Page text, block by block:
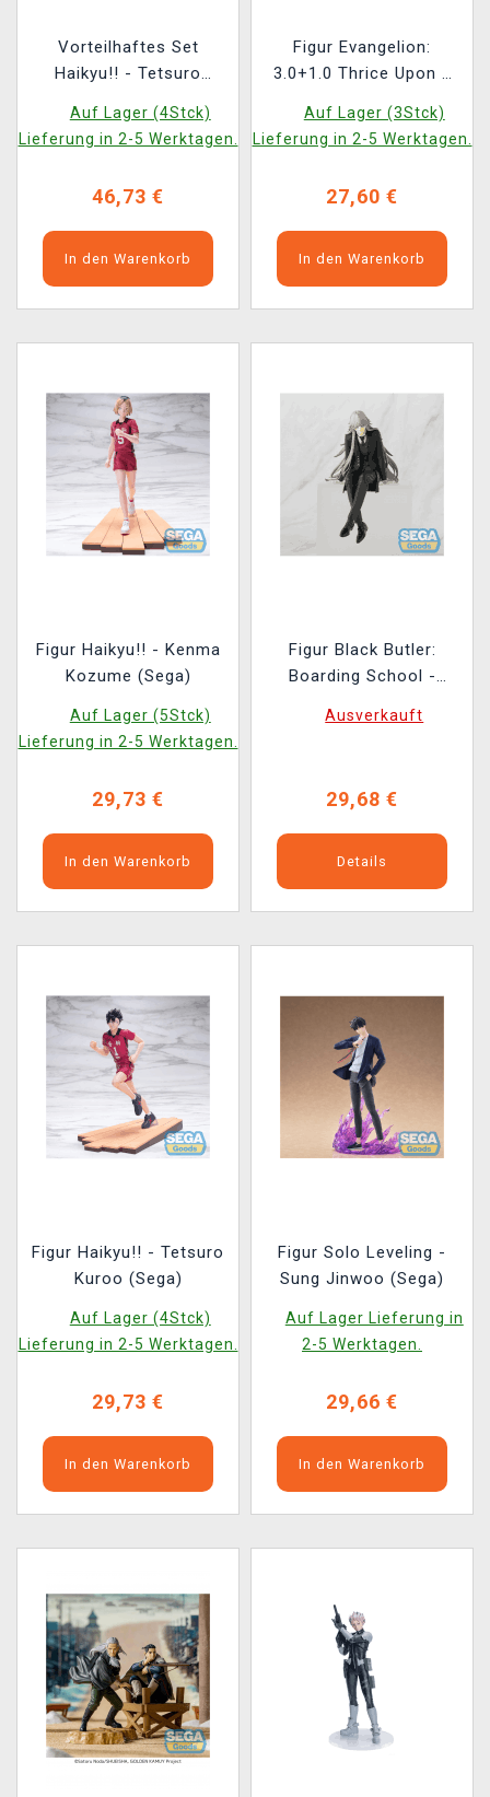
Vorteilhaftes Set
Haikyu!! - Tetsuro
(Sega)
Auf Lager (4Stck)
Lieferung in 2-5 Werktagen.
46,73 €
In den Warenkorb
Figur Evangelion:
3.0+1.0 Thrice Upon a
Tentative Name (Sega)
Auf Lager (3Stck)
Lieferung in 2-5 Werktagen.
27,60 €
In den Warenkorb
Figur Haikyu!! - Kenma
Kozume (Sega)
Auf Lager (5Stck)
Lieferung in 2-5 Werktagen.
29,73 €
In den Warenkorb
Figur Black Butler:
Boarding School -
Ausverkauft
29,68 €
Details
Figur Haikyu!! - Tetsuro
Kuroo (Sega)
Auf Lager (4Stck)
Lieferung in 2-5 Werktagen.
29,73 €
In den Warenkorb
Figur Solo Leveling -
Sung Jinwoo (Sega)
Auf Lager Lieferung in
2-5 Werktagen.
29,66 €
In den Warenkorb